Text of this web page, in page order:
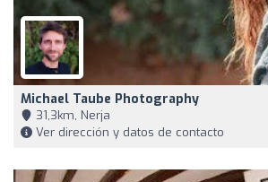
Michael Taube Photography
31,3km, Nerja
Ver dirección y datos de contacto